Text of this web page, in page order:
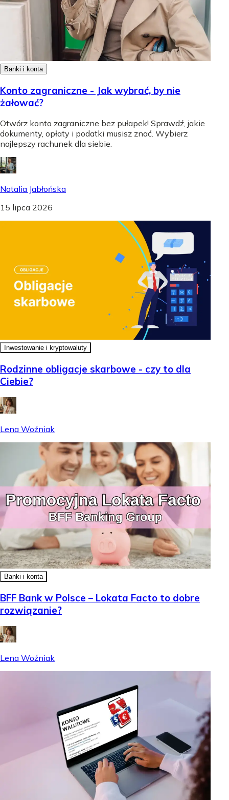
Banki i konta
Konto zagraniczne - Jak wybrać, by nie
żałować?
Otwórz konto zagraniczne bez pułapek! Sprawdź, jakie
dokumenty, opłaty i podatki musisz znać. Wybierz
najlepszy rachunek dla siebie.
Natalia Jabłońska
15 lipca 2026
Inwestowanie i kryptowaluty
Rodzinne obligacje skarbowe - czy to dla
Ciebie?
Lena Woźniak
Banki i konta
BFF Bank w Polsce – Lokata Facto to dobre
rozwiązanie?
Lena Woźniak